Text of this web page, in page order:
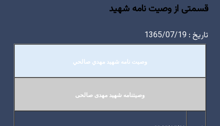
قسمتی از وصيت نامه شهید
تاريخ : 1365/07/19
وصیت نامه شهید مهدي صالحي
وصيتنامه شهيد مهدی صالحی